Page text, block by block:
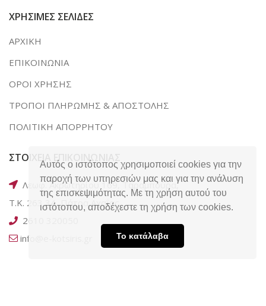
Αυτός ο ιστότοπος χρησιμοποιεί cookies για την
παροχή των υπηρεσιών μας και για την ανάλυση
της επισκεψιμότητας. Με τη χρήση αυτού του
ιστότοπου, αποδέχεστε τη χρήση των cookies.
Το κατάλαβα
ΧΡΗΣΙΜΕΣ ΣΕΛΙΔΕΣ
ΑΡΧΙΚΗ
ΕΠΙΚΟΙΝΩΝΙΑ
ΟΡΟΙ ΧΡΗΣΗΣ
ΤΡΟΠΟΙ ΠΛΗΡΩΜΗΣ & ΑΠΟΣΤΟΛΗΣ
ΠΟΛΙΤΙΚΗ ΑΠΟΡΡΗΤΟΥ
ΣΤΟΙΧΕΙΑ ΕΠΙΚΟΙΝΩΝΙΑΣ
Λεωφ. Ακρωτηρίου 169, Ταραμπούρα,
Τ.Κ. 263 34, Πάτρα Αχαΐας
2610 320050
info@e-kotsiris.gr